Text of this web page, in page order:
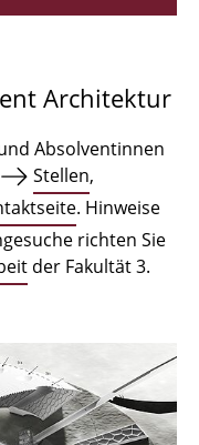
Architektur
Absolventinnen
Stellen,
. Hinweise
richten Sie
der Fakultät 3.